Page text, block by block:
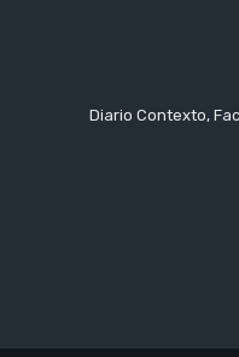
Diario Contexto,